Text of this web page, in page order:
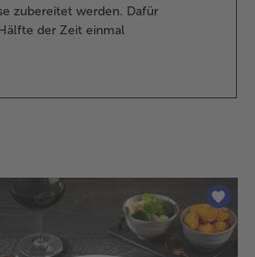
zubereitet werden. Dafür
der Zeit einmal